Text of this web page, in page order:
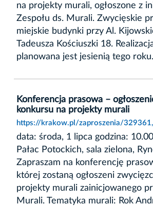
na projekty murali, ogłoszone z
Zespołu ds. Murali. Zwycięskie
miejskie budynki przy Al.
Tadeusza Kościuszki 18.
planowana jest jesienią tego roku.
Konferencja prasowa –
konkursu na projekty murali
https://krakow.pl/zaproszenia/
data: środa, 1 lipca godzina:
Pałac Potockich, sala zielona,
Zapraszam na konferencję
której zostaną ogłoszeni
projekty murali zainicjowanego
Murali. Tematyka murali: Rok